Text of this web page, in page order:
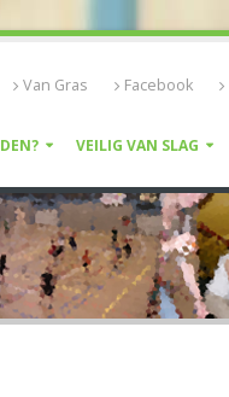
Van Gras Facebook
VEILIG VAN SLAG